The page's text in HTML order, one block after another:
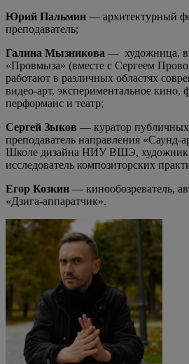
Юрий Пальмин — архитектурный
преподаватель;
Галина Мызникова — художница,
«Провмыза» (вместе с Сергеем
работают в различных областях
видео-арт, экспериментальное кино,
перформанс и театр;
Сергей Зыков — куратор
преподаватель направления «Саунд-
Школе дизайна НИУ ВШЭ, художник,
исследователь композиторских
Егор Козкин — кинообозреватель,
«Дзига-аппаратчик».